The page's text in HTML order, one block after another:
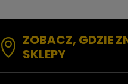
ZOBACZ, GDZIE
SKLEPY